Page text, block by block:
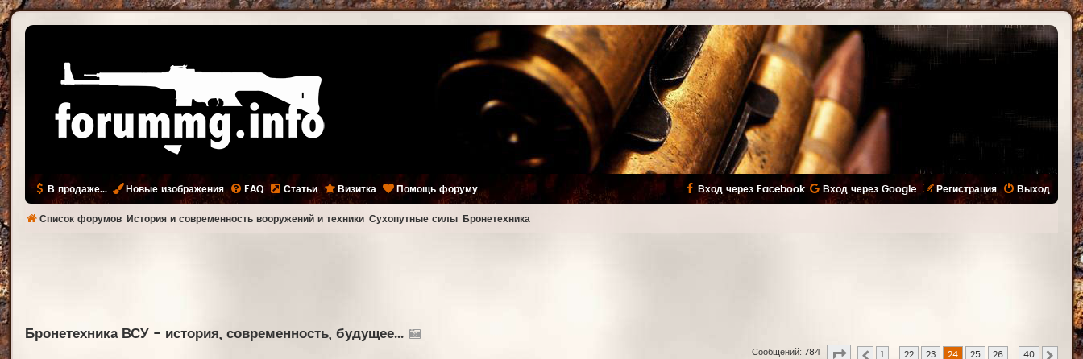
В продаже... Новые изображения FAQ Статьи Визитка Помощь форуму Выход
Регистрация
Вход через Facebook Вход через Google
Список форумов История и современность вооружений и техники Сухопутные силы Бронетехника
Бронетехника ВСУ - история, современность, будущее...
Сообщений: 784 Страница из 40
1 22 23 24 25 26 40 След.